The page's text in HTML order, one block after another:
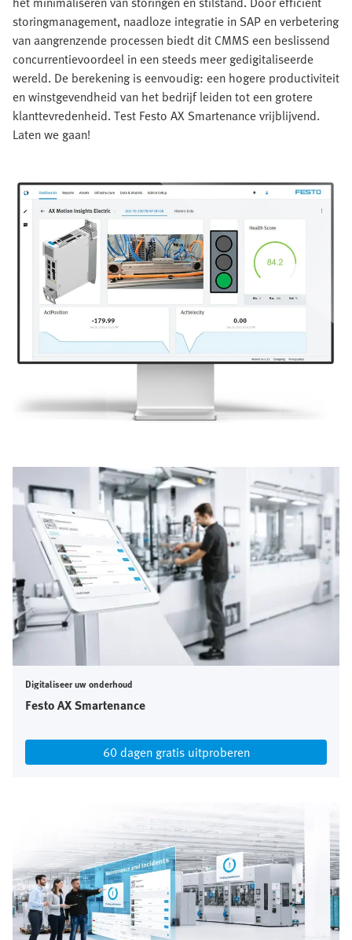
storingmanagement, naadloze integratie in SAP en verbetering
van aangrenzende processen biedt dit CMMS een beslissend
concurrentievoordeel in een steeds meer gedigitaliseerde
wereld. De berekening is eenvoudig: een hogere productiviteit
en winstgevendheid van het bedrijf leiden tot een grotere
klanttevredenheid. Test Festo AX Smartenance vrijblijvend.
Laten we gaan!
Digitaliseer uw onderhoud
Festo AX Smartenance
60 dagen gratis uitproberen